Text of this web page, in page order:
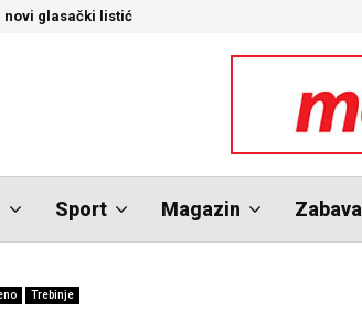
novi glasački listić
Sport Magazin Zabava
Trebinje